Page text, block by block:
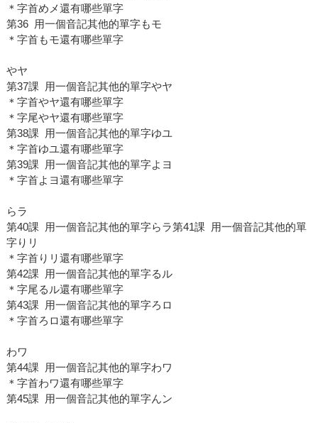
＊字首めメ還有哪些單字
第36 用一個音記其他的單字もモ
＊字首もモ還有哪些單字
やヤ
第37課 用一個音記其他的單字やヤ
＊字首やヤ還有哪些單字
＊字尾やヤ還有哪些單字
第38課 用一個音記其他的單字ゆユ
＊字首ゆユ還有哪些單字
第39課 用一個音記其他的單字よヨ
＊字首よヨ還有哪些單字
らラ
第40課 用一個音記其他的單字らラ第41課 用一個音記其他的單
字りリ
＊字首りリ還有哪些單字
第42課 用一個音記其他的單字るル
＊字尾るル還有哪些單字
第43課 用一個音記其他的單字ろロ
＊字首ろロ還有哪些單字
わワ
第44課 用一個音記其他的單字わワ
＊字首わワ還有哪些單字
第45課 用一個音記其他的單字んン